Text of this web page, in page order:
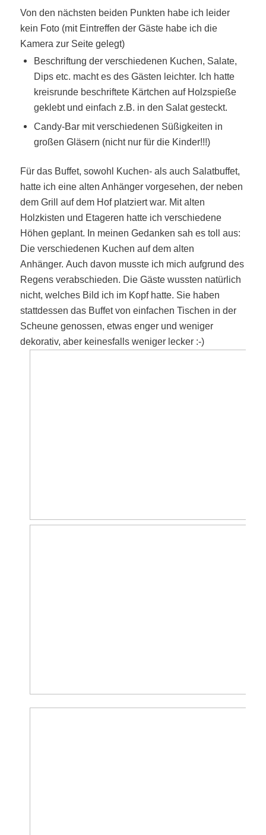
Von den nächsten beiden Punkten habe ich leider
kein Foto (mit Eintreffen der Gäste habe ich die
Kamera zur Seite gelegt)
Beschriftung der verschiedenen Kuchen, Salate,
Dips etc. macht es des Gästen leichter. Ich hatte
kreisrunde beschriftete Kärtchen auf Holzspieße
geklebt und einfach z.B. in den Salat gesteckt.
Candy-Bar mit verschiedenen Süßigkeiten in
großen Gläsern (nicht nur für die Kinder!!!)
Für das Buffet, sowohl Kuchen- als auch Salatbuffet,
hatte ich eine alten Anhänger vorgesehen, der neben
dem Grill auf dem Hof platziert war. Mit alten
Holzkisten und Etageren hatte ich verschiedene
Höhen geplant. In meinen Gedanken sah es toll aus:
Die verschiedenen Kuchen auf dem alten
Anhänger. Auch davon musste ich mich aufgrund des
Regens verabschieden. Die Gäste wussten natürlich
nicht, welches Bild ich im Kopf hatte. Sie haben
stattdessen das Buffet von einfachen Tischen in der
Scheune genossen, etwas enger und weniger
dekorativ, aber keinesfalls weniger lecker :-)